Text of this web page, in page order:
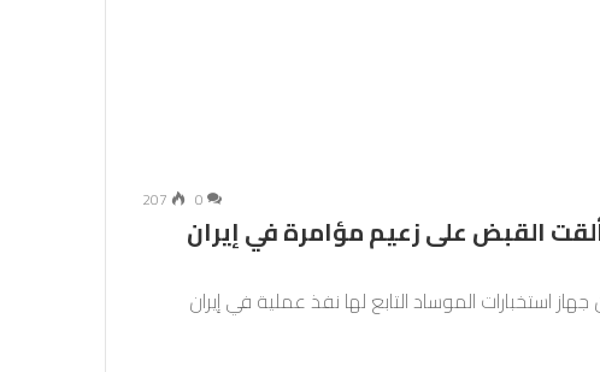
0
207
ألقت القبض على زعيم مؤامرة في إيران
استخبارات الموساد التابع لها نفذ عملية في إيران